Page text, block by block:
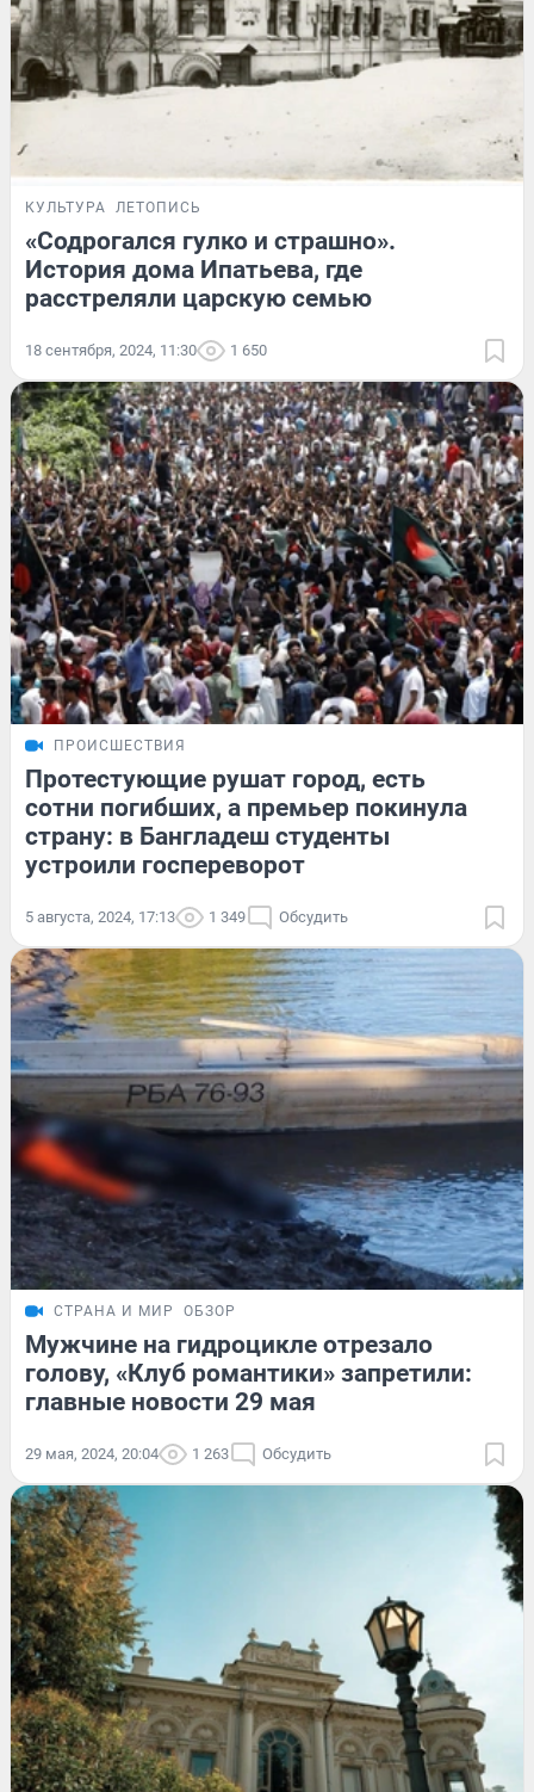
КУЛЬТУРА ЛЕТОПИСЬ
«Содрогался гулко и страшно».
История дома Ипатьева, где
расстреляли царскую семью
18 сентября, 2024, 11:30 1 650
ПРОИСШЕСТВИЯ
Протестующие рушат город, есть
сотни погибших, а премьер покинула
страну: в Бангладеш студенты
устроили госпереворот
5 августа, 2024, 17:13 1 349 Обсудить
СТРАНА И МИР ОБЗОР
Мужчине на гидроцикле отрезало
голову, «Клуб романтики» запретили:
главные новости 29 мая
29 мая, 2024, 20:04 1 263 Обсудить